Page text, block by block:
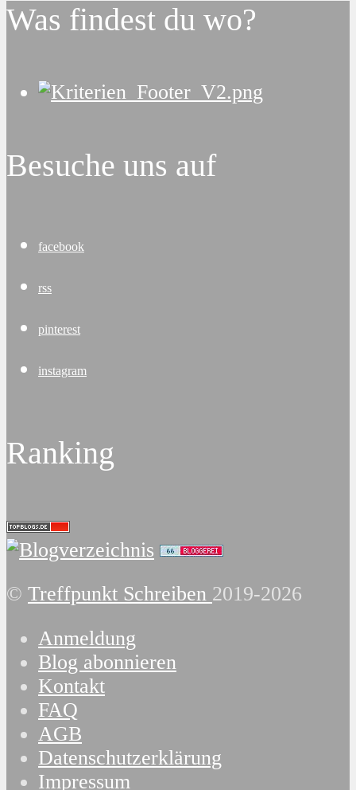
Was findest du wo?
Besuche uns auf
facebook
rss
pinterest
instagram
Ranking
© Treffpunkt Schreiben 2019-2026
Anmeldung
Blog abonnieren
Kontakt
FAQ
AGB
Datenschutzerklärung
Impressum